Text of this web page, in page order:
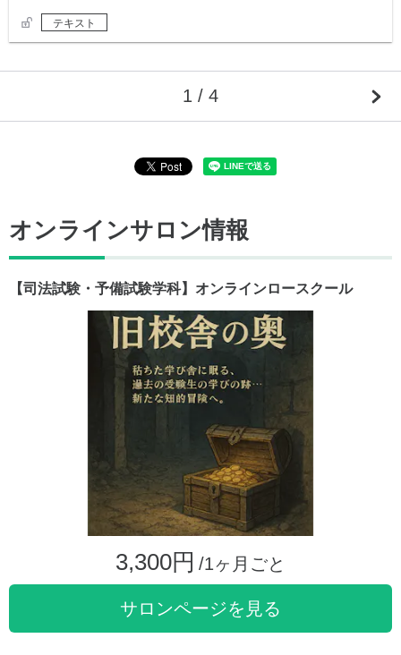
テキスト
1 / 4
オンラインサロン情報
【司法試験・予備試験学科】オンラインロースクール
3,300円 /1ヶ月ごと
サロンページを見る